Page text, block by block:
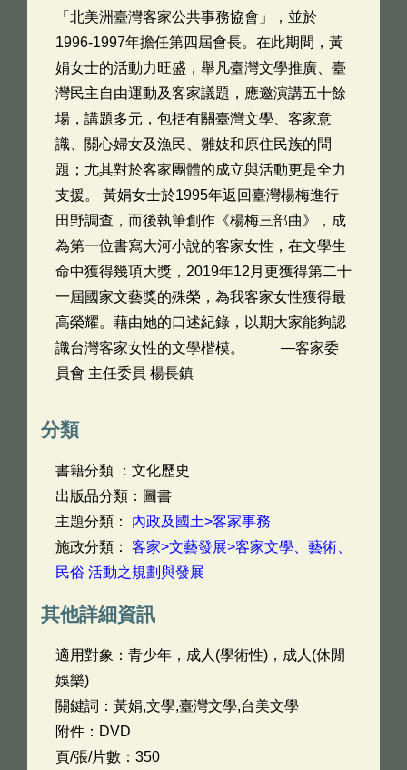
「北美洲臺灣客家公共事務協會」，並於
1996-1997年擔任第四屆會長。在此期間，黃
娟女士的活動力旺盛，舉凡臺灣文學推廣、臺
灣民主自由運動及客家議題，應邀演講五十餘
場，講題多元，包括有關臺灣文學、客家意
識、關心婦女及漁民、雛妓和原住民族的問
題；尤其對於客家團體的成立與活動更是全力
支援。 黃娟女士於1995年返回臺灣楊梅進行
田野調查，而後執筆創作《楊梅三部曲》，成
為第一位書寫大河小說的客家女性，在文學生
命中獲得幾項大獎，2019年12月更獲得第二十
一屆國家文藝獎的殊榮，為我客家女性獲得最
高榮耀。藉由她的口述紀錄，以期大家能夠認
識台灣客家女性的文學楷模。 —客家委
員會 主任委員 楊長鎮
分類
書籍分類 ：文化歷史
出版品分類：圖書
主題分類： 內政及國土>客家事務
施政分類： 客家>文藝發展>客家文學、藝術、
民俗 活動之規劃與發展
其他詳細資訊
適用對象：青少年，成人(學術性)，成人(休閒
娛樂)
關鍵詞：黃娟,文學,臺灣文學,台美文學
附件：DVD
頁/張/片數：350